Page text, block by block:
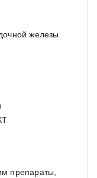
железы
препараты,